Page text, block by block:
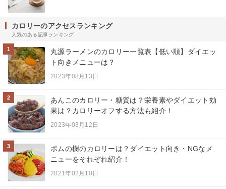
カロリーのアクセスランキング
人気のある記事ランキング
1
丸源ラーメンのカロリー一覧表【低い順】ダイエッ
ト向きメニューは？
2023年08月13日
2
あんこのカロリー・糖質は？栄養素やダイエット効
果は？カロリーオフする方法も紹介！
2023年03月12日
3
ポムの樹のカロリーは？ダイエット向き・NGなメ
ニューをそれぞれ紹介！
2021年02月10日